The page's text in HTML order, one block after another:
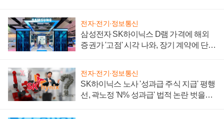
전자·전기·정보통신
삼성전자 SK하이닉스 D램 가격에 해외
증권가 '고점' 시각 나와, 장기 계약에 단점
전자·전기·정보통신
SK하이닉스 노사 '성과급 주식 지급' 평행
선, 곽노정 'N% 성과급' 법적 논란 벗을지